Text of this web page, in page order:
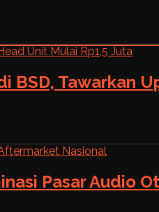
BSD, Tawarkan
Pasar Audio